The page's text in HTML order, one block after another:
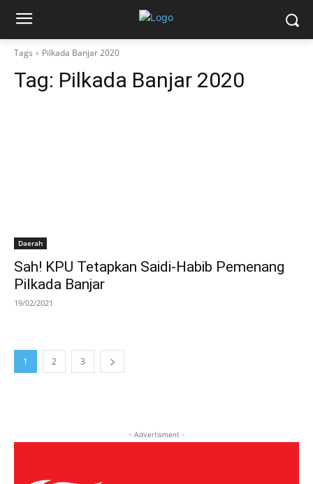
Tags Pilkada Banjar 2020
Tag: Pilkada Banjar 2020
Daerah
Sah! KPU Tetapkan Saidi-Habib Pemenang
Pilkada Banjar
19/02/2021
1 2 3
- Advertisment -